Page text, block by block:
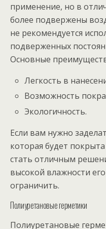
применение, но в
более подвержены
не рекомендуется
подверженных
Основные
Легкость в
Возможность
Экологичность.
Если вам нужно
которая будет
стать отличным
высокой влажности
ограничить.
Полиуретановые герметики
Полиуретановые